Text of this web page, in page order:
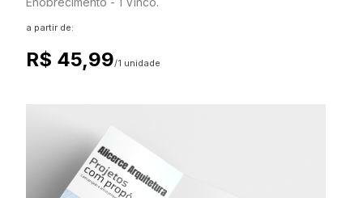
a partir de:
R$ 45,99/1 unidade